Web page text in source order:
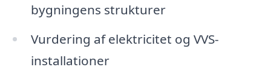
bygningens strukturer
Vurdering af elektricitet og VVS-
installationer